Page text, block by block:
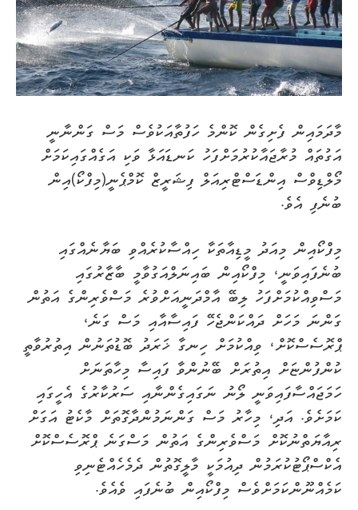
މާދަމައިން ފެށިގެން ކޮންމެ ހަފުތާއަކުވެސް މަސް ގަންނާނީ
އަގުތައް މުރާޖައާކުރުމަށްފަހު ކަނޑައަޅާ ވަކި އަގެއްގައިކަމަށް
މޯލްޑިވްސް އިންޑަސްޓްރިއަލް ފިޝަރީޒް ކޮމްޕެނީ(މިފްކޯ)އިން
ބުނެފި އެވެ.
މިފްކޯއިން މިއަދު މީޑިއާތަކާ ހިއްސާކުރެއްވި ބަޔާނެއްގައި
ބުނެފައިވަނީ، މިފްކޯއިން ބައިނަލްއަގުވާމީ ބާޒާރުގައި
މަސްވިއްކުމަށްފަހު ލިބޭ އާމްދަނީއަށްވުރެ މަސްވެރިންގެ އަތުން
ގަންނަ މަހަށް ދައްކަންޖެހޭ ފައިސާއާއި މަސް ގަނެ،
ޕްރޮސެސްކޮށް، ވިއްކުމަށް ހިނގާ ޚަރަދު ބޮޑުތަނުން އިތުރުވާތީ
ކުންފުންޏަށް އިތުރަށް ބޭނުންވާ ފައިސާ މިހާތަނަށް
ހަމަޖައްސާފައިވަނީ ލޯނު ނަގައިގެންނާއި ސަރުކާރުގެ އެހީގައި
ކަމަށެވެ. އަދި، މިހާރު މަސް ގަންނަމުންދާގޮތަށް މާކެޓު އަގަށް
ރިއާޔަތްނުކޮށް މަސްވެރިންގެ އަތުން މަސްގަނެ ޕްރޮސެސްކޮށް
އެކްސްޕޯޓުކުރަމުން ދިއުމަކީ މާލީގޮތުން ދެމެހެއްޓެނިވި
ކަމެއްނޫންކަމަށްވެސް މިފްކޯއިން ބުނެފައި ވެއެވެ.